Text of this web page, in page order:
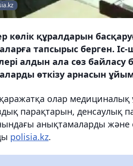
көлік құралдарын
тапсырыс берген.
алдын ала сөз
өткізу арнасын
олар медициналық
парақтарын, денсаулық
анықтамаларды және
polisia.kz.